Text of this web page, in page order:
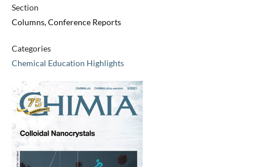
Section
Columns, Conference Reports
Categories
Chemical Education Highlights